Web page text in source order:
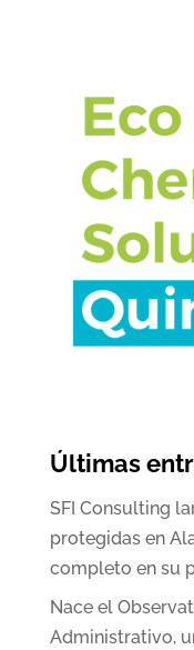
Últimas
SFI Consulting
protegidas en
completo en su
Nace el
Administrativo,